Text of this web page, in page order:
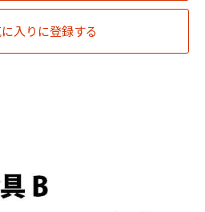
入りに登録する